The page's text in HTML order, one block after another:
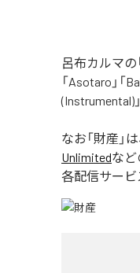
呂布カルマの
「Asotaro」「
(Instrumental)
なお「財産 」は
Unlimitedなど
各配信サービ